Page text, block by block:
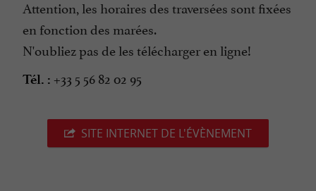
Attention, les horaires des traversées sont fixées
en fonction des marées.
N'oubliez pas de les télécharger en ligne!
Tél. : +33 5 56 82 02 95
SITE INTERNET DE L'ÉVÈNEMENT